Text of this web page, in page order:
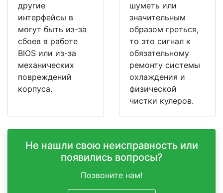
другие
интерфейсы в
могут быть из-за
сбоев в работе
BIOS или из-за
механических
повреждений
корпуса.
шуметь или
значительным
образом греться,
то это сигнал к
обязательному
ремонту системы
охлаждения и
физической
чистки кулеров.
Не нашли свою неисправность или
появились вопросы?
Позвоните нам!